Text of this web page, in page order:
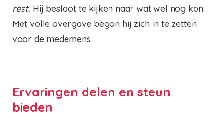
rest. Hij besloot te kijken naar wat wel nog kon.
Met volle overgave begon hij zich in te zetten
voor de medemens.
Ervaringen delen en steun
bieden